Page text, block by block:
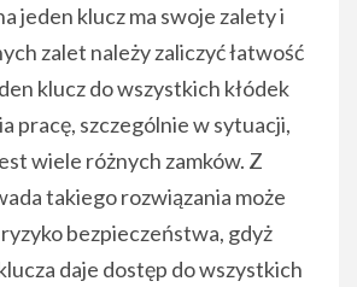
jeden klucz ma swoje zalety i
zalet należy zaliczyć łatwość
klucz do wszystkich kłódek
pracę, szczególnie w sytuacji,
wiele różnych zamków. Z
takiego rozwiązania może
bezpieczeństwa, gdyż
daje dostęp do wszystkich